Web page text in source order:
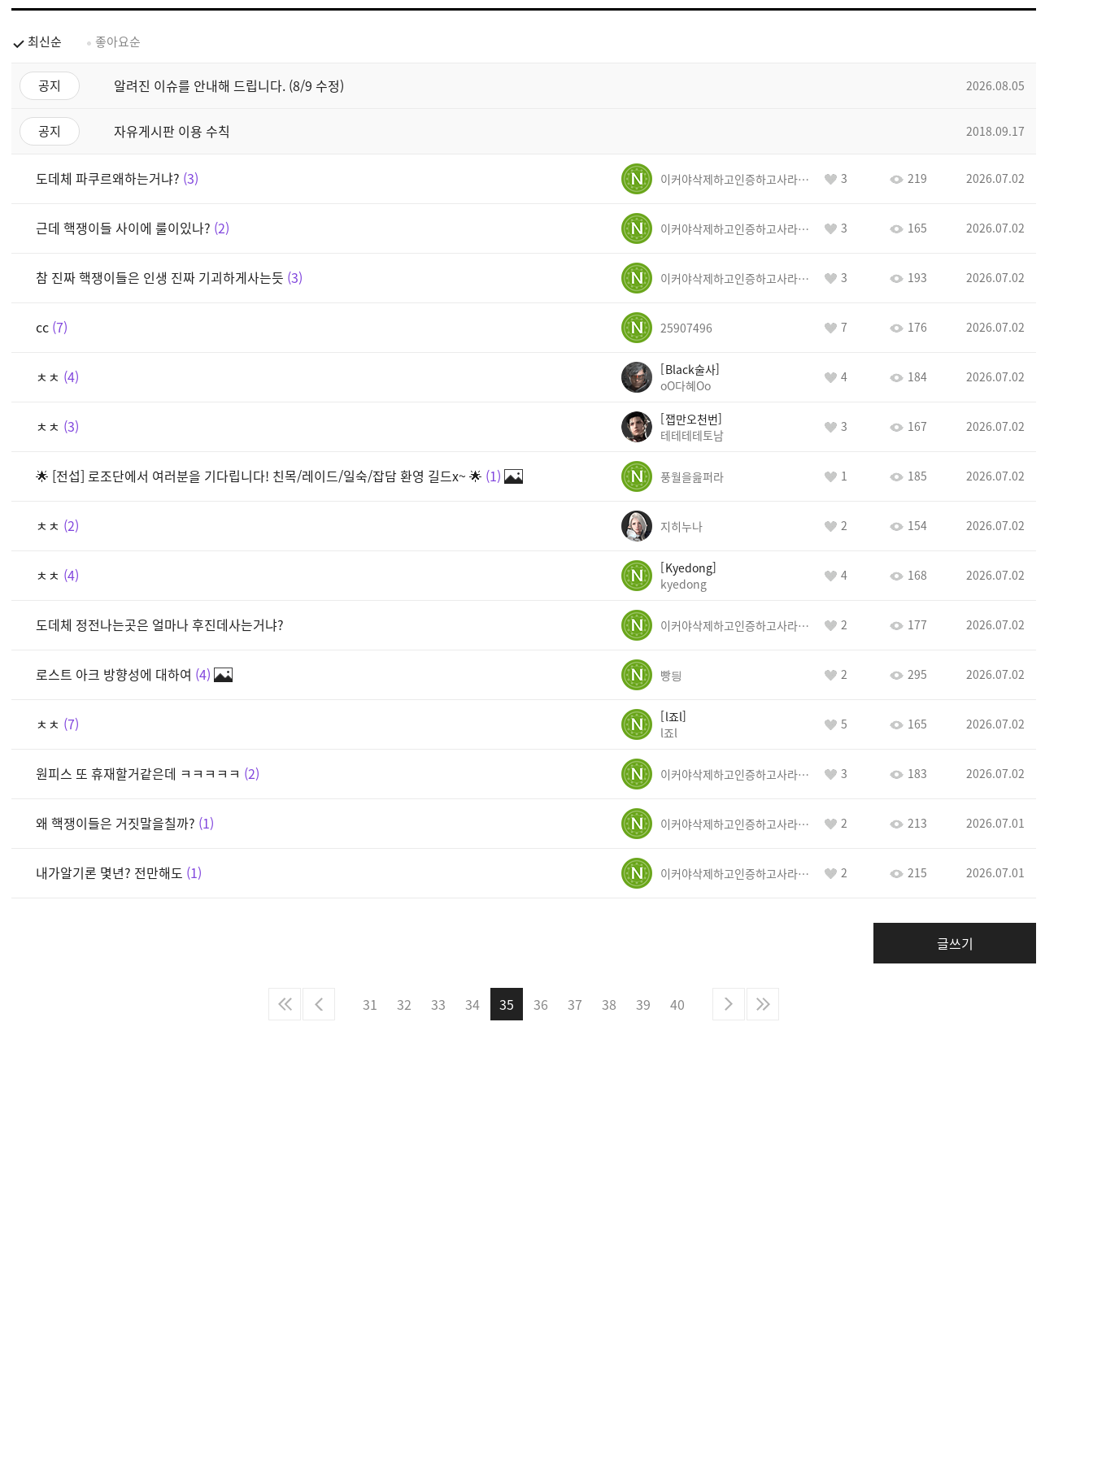
최신순 좋아요순
공지 알려진 이슈를 안내해 드립니다. (8/9 수정) 2026.08.05
공지 자유게시판 이용 수칙 2018.09.17
도데체 파쿠르왜하는거냐? 3 이커야삭제하고인증하고사라지거라 3 219 2026.07.02
근데 핵쟁이들 사이에 룰이있나? 2 이커야삭제하고인증하고사라지거라 3 165 2026.07.02
참 진짜 핵쟁이들은 인생 진짜 기괴하게사는듯 3 이커야삭제하고인증하고사라지거라 3 193 2026.07.02
cc 7 25907496 7 176 2026.07.02
ㅊㅊ 4
Black술사
oO다혜Oo
4 184 2026.07.02
ㅊㅊ 3
잽만오천번
테테테테토남
3 167 2026.07.02
🌟 [전섭] 로조단에서 여러분을 기다립니다! 친목/레이드/일숙/잡담 환영 길드x~ 🌟 1 풍월을읊퍼라 1 185 2026.07.02
ㅊㅊ 2 지히누나 2 154 2026.07.02
ㅊㅊ 4
Kyedong
kyedong
4 168 2026.07.02
도데체 정전나는곳은 얼마나 후진데사는거냐? 이커야삭제하고인증하고사라지거라 2 177 2026.07.02
로스트 아크 방향성에 대하여 4 빵딍 2 295 2026.07.02
ㅊㅊ 7
l죠l
l죠l
5 165 2026.07.02
원피스 또 휴재할거같은데 ㅋㅋㅋㅋㅋ 2 이커야삭제하고인증하고사라지거라 3 183 2026.07.02
왜 핵쟁이들은 거짓말을칠까? 1 이커야삭제하고인증하고사라지거라 2 213 2026.07.01
내가알기론 몇년? 전만해도 1 이커야삭제하고인증하고사라지거라 2 215 2026.07.01
글쓰기
31 32 33 34 35 36 37 38 39 40